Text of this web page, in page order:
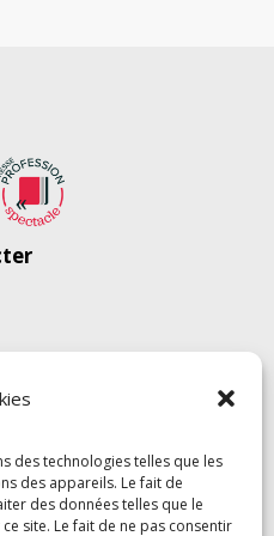
des technologies telles que les
des appareils. Le fait de
des données telles que le
site. Le fait de ne pas consentir